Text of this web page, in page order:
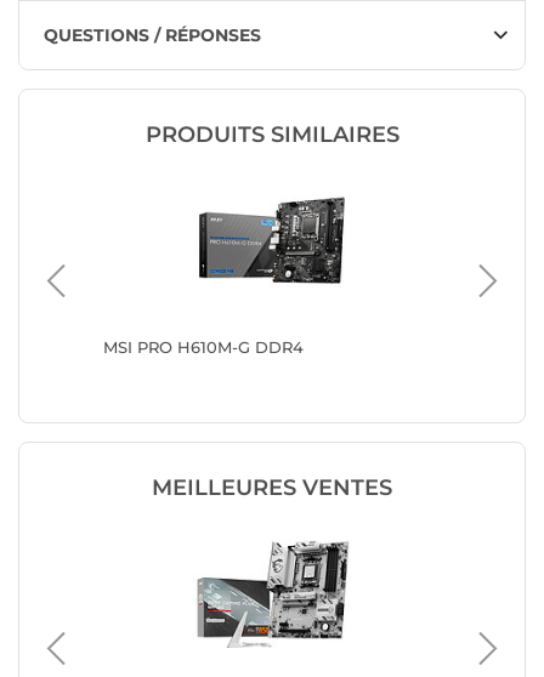
QUESTIONS / RÉPONSES
PRODUITS SIMILAIRES
MSI PRO H610M-G DDR4
MEILLEURES VENTES